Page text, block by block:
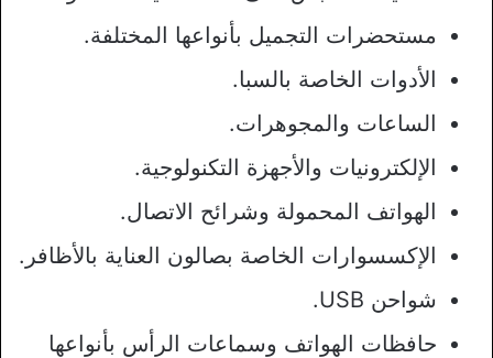
مستحضرات التجميل بأنواعها المختلفة.
الأدوات الخاصة بالسبا.
الساعات والمجوهرات.
الإلكترونيات والأجهزة التكنولوجية.
الهواتف المحمولة وشرائح الاتصال.
الإكسسوارات الخاصة بصالون العناية بالأظافر.
شواحن USB.
حافظات الهواتف وسماعات الرأس بأنواعها